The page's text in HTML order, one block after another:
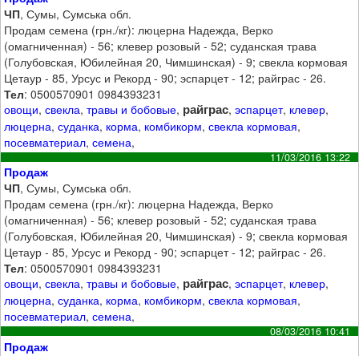
ЧП, Сумы, Сумська обл.
Продам семена (грн./кг): люцерна Надежда, Верко
(омагниченная) - 56; клевер розовый - 52; суданская трава
(Голубовская, Юбилейная 20, Чимшинская) - 9; свекла кормовая
Цетаур - 85, Урсус и Рекорд - 90; эспарцет - 12; райграс - 26.
Тел: 0500570901 0984393231
овощи,свекла,травы и бобовые, райграс,эспарцет, клевер,
люцерна,суданка, корма, комбикорм,свекла кормовая,
посевматериал,семена,
11/03/2016 13:22
Продаж
ЧП, Сумы, Сумська обл.
Продам семена (грн./кг): люцерна Надежда, Верко
(омагниченная) - 56; клевер розовый - 52; суданская трава
(Голубовская, Юбилейная 20, Чимшинская) - 9; свекла кормовая
Цетаур - 85, Урсус и Рекорд - 90; эспарцет - 12; райграс - 26.
Тел: 0500570901 0984393231
овощи,свекла,травы и бобовые, райграс,эспарцет, клевер,
люцерна,суданка, корма, комбикорм,свекла кормовая,
посевматериал,семена,
08/03/2016 10:41
Продаж